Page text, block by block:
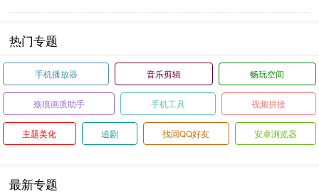
热门专题
手机播放器 音乐剪辑 畅玩空间
殇痕画质助手 手机工具 视频拼接
主题美化 追剧 找回QQ好友 安卓浏览器
最新专题